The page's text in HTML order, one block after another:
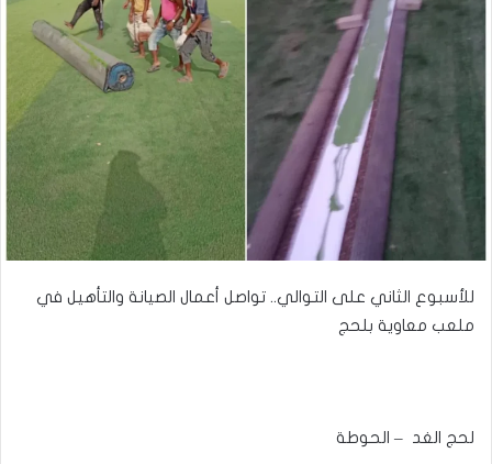
للأسبوع الثاني على التوالي.. تواصل أعمال الصيانة والتأهيل في
ملعب معاوية بلحج
لحج الغد – الحوطة